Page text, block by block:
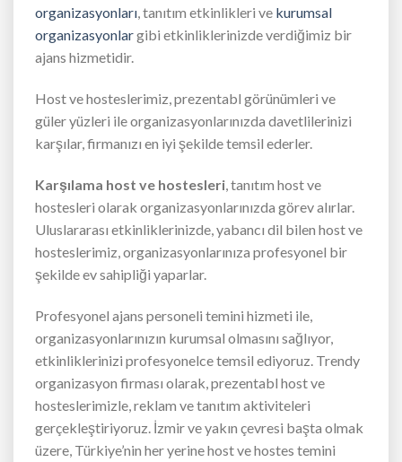
organizasyonları, tanıtım etkinlikleri ve kurumsal
organizasyonlargibi etkinliklerinizde verdiğimiz bir
ajans hizmetidir.
Host ve hosteslerimiz, prezentabl görünümleri ve
güler yüzleri ile organizasyonlarınızda davetlilerinizi
karşılar, firmanızı en iyi şekilde temsil ederler.
Karşılama host ve hostesleri , tanıtım host ve
hostesleri olarak organizasyonlarınızda görev alırlar.
Uluslararası etkinliklerinizde, yabancı dil bilen host ve
hosteslerimiz, organizasyonlarınıza profesyonel bir
şekilde ev sahipliği yaparlar.
Profesyonel ajans personeli temini hizmeti ile,
organizasyonlarınızın kurumsal olmasını sağlıyor,
etkinliklerinizi profesyonelce temsil ediyoruz. Trendy
organizasyon firması olarak, prezentabl host ve
hosteslerimizle, reklam ve tanıtım aktiviteleri
gerçekleştiriyoruz. İzmir ve yakın çevresi başta olmak
üzere, Türkiye’nin her yerine host ve hostes temini